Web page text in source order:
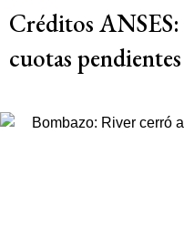
Créditos
cuotas